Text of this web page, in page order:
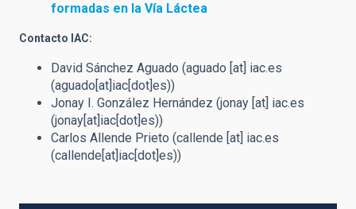
formadas en la Vía Láctea
Contacto IAC:
David Sánchez Aguado (aguado [at] iac.es
(aguado[at]iac[dot]es))
Jonay I. González Hernández (jonay [at] iac.es
(jonay[at]iac[dot]es))
Carlos Allende Prieto (callende [at] iac.es
(callende[at]iac[dot]es))